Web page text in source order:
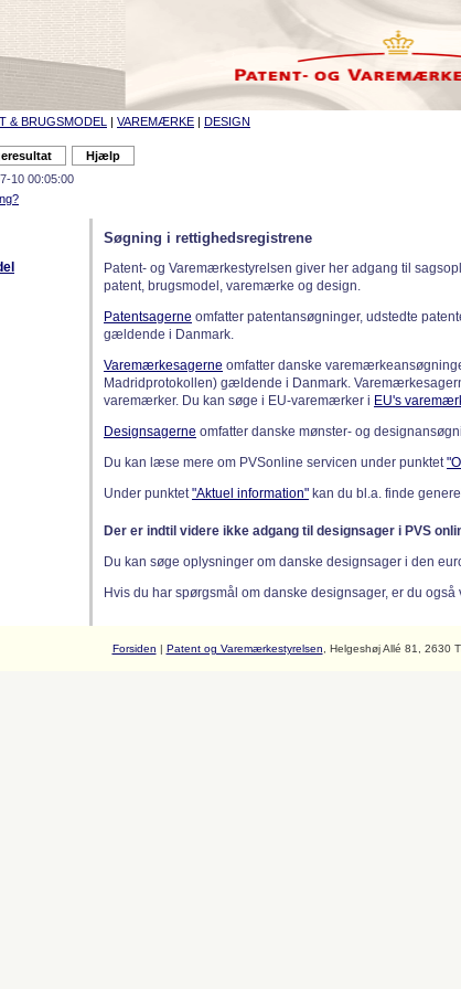
& BRUGSMODEL | VAREMÆRKE | DESIGN
10 00:05:00
Søgning i rettighedsregistrene
Patent- og Varemærkestyrelsen giver her adgang til
patent, brugsmodel, varemærke og design.
Patentsagerne omfatter patentansøgninger, udstedte
gældende i Danmark.
Varemærkesagerne omfatter danske
Madridprotokollen) gældende i Danmark.
varemærker. Du kan søge i EU-varemærker i EU's
Designsagerne omfatter danske mønster- og
Du kan læse mere om PVSonline servicen under punktet
Under punktet"Aktuel information" kan du bl.a. finde
Der er indtil videre ikke adgang til designsager i PVS
Du kan søge oplysninger om danske designsager i den
Hvis du har spørgsmål om danske designsager, er du også
Forsiden | Patent og Varemærkestyrelsen , Helgeshøj Allé 81, 2630